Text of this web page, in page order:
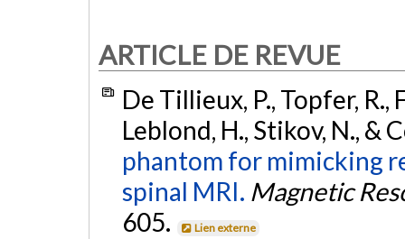
ARTICLE DE REVUE
De Tillieux, P., Topfer, R.,
Leblond, H., Stikov, N., &
phantom for mimicking
spinal MRI. Magnetic
605.
Lien externe